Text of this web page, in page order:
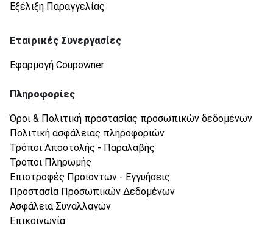
Εξέλιξη Παραγγελίας
Εταιρικές Συνεργασίες
Εφαρμογή Coupowner
Πληροφορίες
Όροι & Πολιτική προστασίας προσωπικών δεδομένων
Πολιτική ασφάλειας πληροφοριών
Τρόποι Αποστολής - Παραλαβής
Τρόποι Πληρωμής
Επιστροφές Προιοντων - Εγγυήσεις
Προστασία Προσωπικών Δεδομένων
Ασφάλεια Συναλλαγών
Επικοινωνία